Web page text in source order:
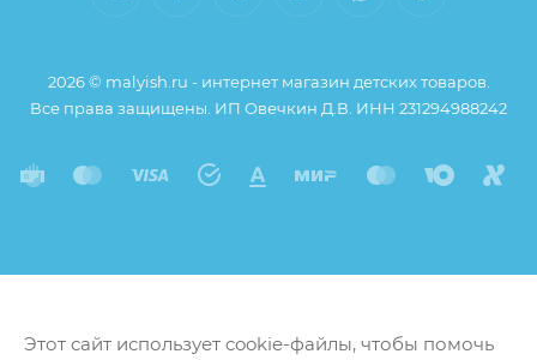
2026 © malyish.ru - интернет магазин детских товаров.
Все права защищены. ИП Овечкин Д.В. ИНН 231294988242
Этот сайт использует cookie-файлы, чтобы помочь